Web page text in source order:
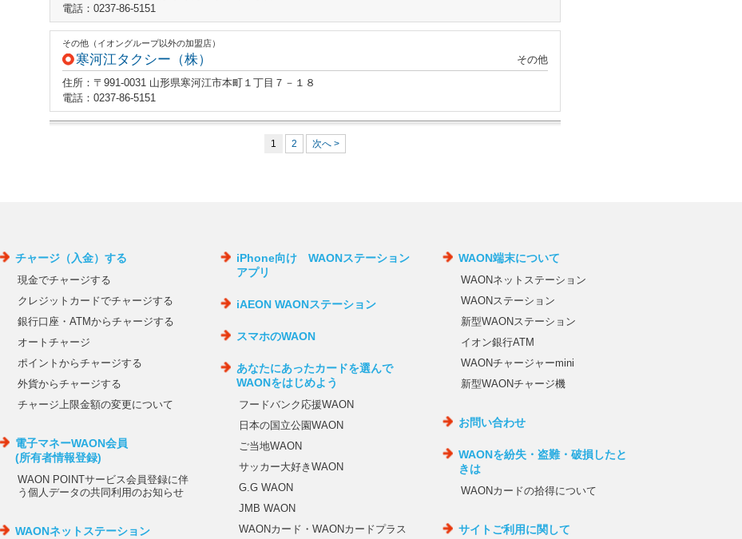
電話：0237-86-5151
その他（イオングループ以外の加盟店）
寒河江タクシー（株）
その他
住所：〒991-0031 山形県寒河江市本町１丁目７－１８
電話：0237-86-5151
1 2 次へ >